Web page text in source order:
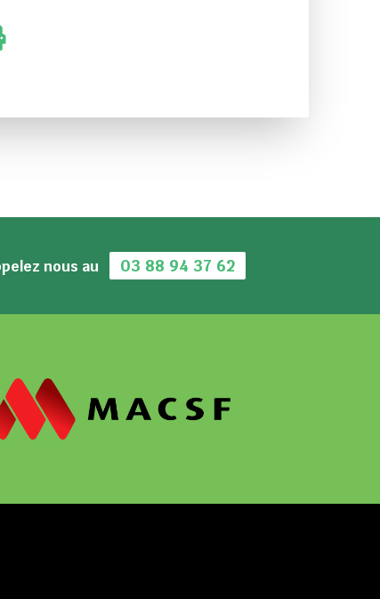
nous au 03 88 94 37 62